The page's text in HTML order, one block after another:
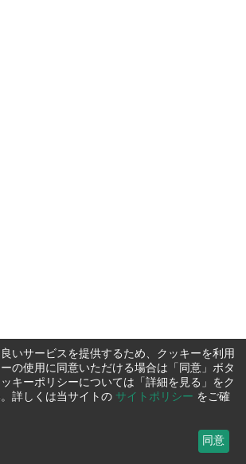
いサービスを提供するため、クッキーを利用
の使用に同意いただける場合は「同意」ボタ
キーポリシーについては「詳細を見る」をク
詳しくは当サイトの サイトポリシー をご確
同意